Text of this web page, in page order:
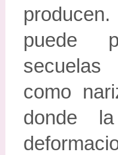
puede
secuelas
como
donde